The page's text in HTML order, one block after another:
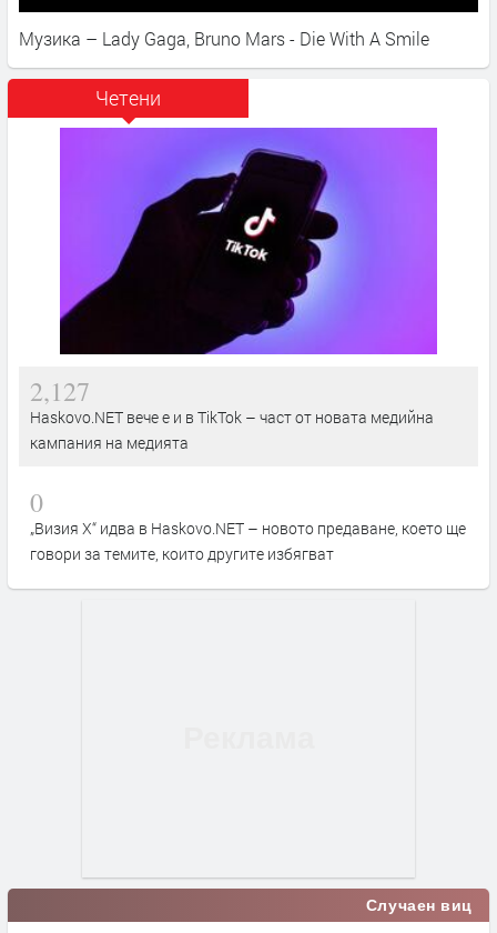
Музика – Lady Gaga, Bruno Mars - Die With A Smile
Четени
2,127
Haskovo.NET вече е и в TikTok – част от новата медийна
кампания на медията
0
„Визия Х“ идва в Haskovo.NET – новото предаване, което ще
говори за темите, които другите избягват
Случаен виц